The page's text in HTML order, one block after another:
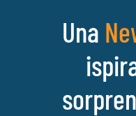
Una